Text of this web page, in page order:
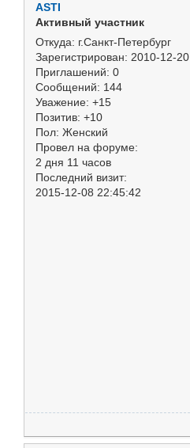
ASTI
Активный участник
Откуда: г.Санкт-Петербург
Зарегистрирован: 2010-12-20
Приглашений: 0
Сообщений: 144
Уважение: +15
Позитив: +10
Пол: Женский
Провел на форуме:
2 дня 11 часов
Последний визит:
2015-12-08 22:45:42